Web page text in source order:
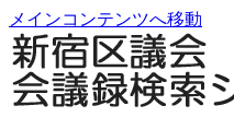
メインコンテンツへ移動